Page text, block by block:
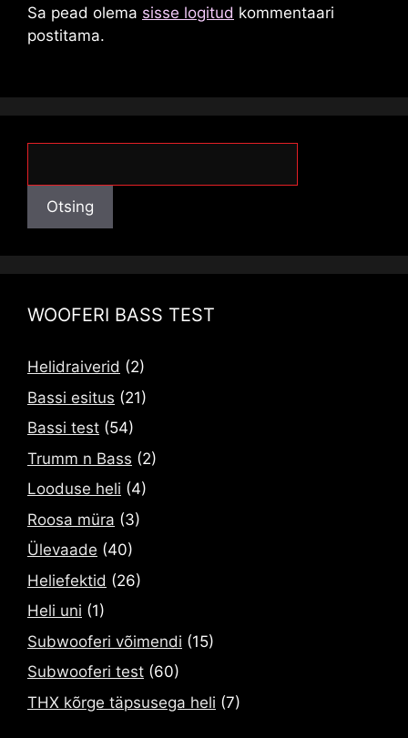
Sa pead olema sisse logitud kommentaari
postitama.
Otsing
WOOFERI BASS TEST
Helidraiverid (2)
Bassi esitus (21)
Bassi test (54)
Trumm n Bass (2)
Looduse heli (4)
Roosa müra (3)
Ülevaade (40)
Heliefektid (26)
Heli uni (1)
Subwooferi võimendi (15)
Subwooferi test (60)
THX kõrge täpsusega heli (7)